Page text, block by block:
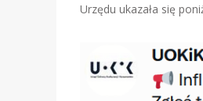
Urzędu ukazała się